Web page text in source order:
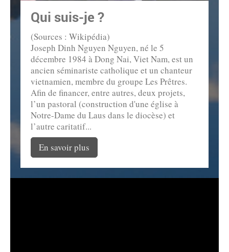
Qui suis-je ?
(Sources : Wikipédia)
Joseph Dinh Nguyen Nguyen, né le 5
décembre 1984 à Dong Nai, Viet Nam, est un
ancien séminariste catholique et un chanteur
vietnamien, membre du groupe Les Prêtres.
Afin de financer, entre autres, deux projets,
l’un pastoral (construction d'une église à
Notre-Dame du Laus dans le diocèse) et
l’autre caritatif...
En savoir plus